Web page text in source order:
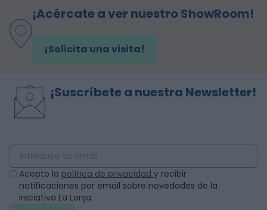
¡Acércate a ver nuestro ShowRoom!
¡Solicita una visita!
¡Suscríbete a nuestra Newsletter!
Acepto la política de privacidad y recibir
notificaciones por email sobre novedades de la
iniciativa La Lonja.